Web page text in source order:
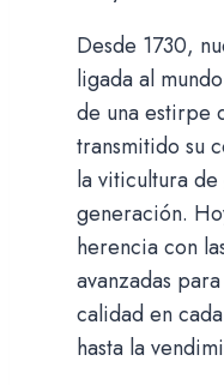
Desde 1730,
ligada al
de una estirpe
transmitido su
la viticultura
generación.
herencia con
avanzadas
calidad en
hasta la